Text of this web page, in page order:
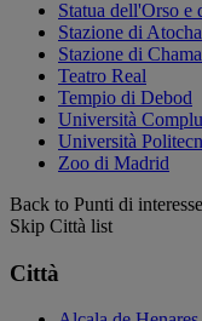
Statua dell'Orso e
Stazione di Atocha
Stazione di
Teatro Real
Tempio di Debod
Università
Università
Zoo di Madrid
Back to Punti di
Skip Città list
Città